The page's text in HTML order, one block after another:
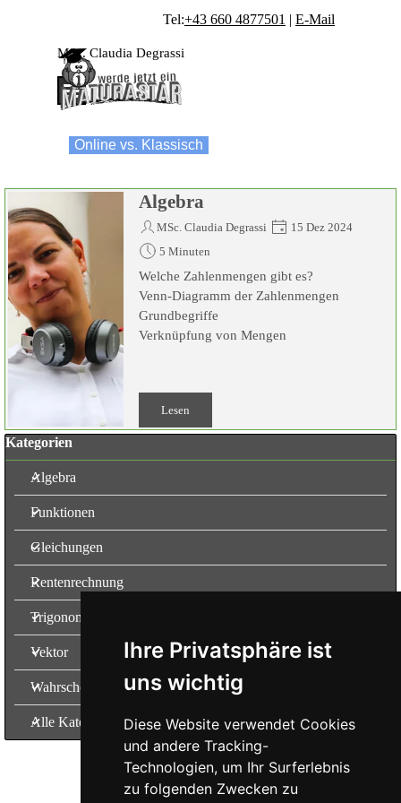
Ihre Privatsphäre ist
uns wichtig
Diese Website verwendet Cookies
und andere Tracking-
Technologien, um Ihr Surferlebnis
zu folgenden Zwecken zu
Anfragen...
Online vs. Klassisch
MSc. Claudia Degrassi
Tel:+43 660 4877501 | E-Mail
Menü überspringen
Algebra
MSc. Claudia Degrassi
15 Dez 2024
5 Minuten
Welche Zahlenmengen gibt es?
Venn-Diagramm der Zahlenmengen
Grundbegriffe
Verknüpfung von Mengen
Lesen
Block überspringen Kategorien
Kategorien
Algebra
Funktionen
Gleichungen
Rentenrechnung
Trigonometrie
Vektor
Wahrscheinlichkeit
Alle Kategorien
Nachhilfe und Lernbetreuung
MSc.Claudia Degrassi |Über mich...